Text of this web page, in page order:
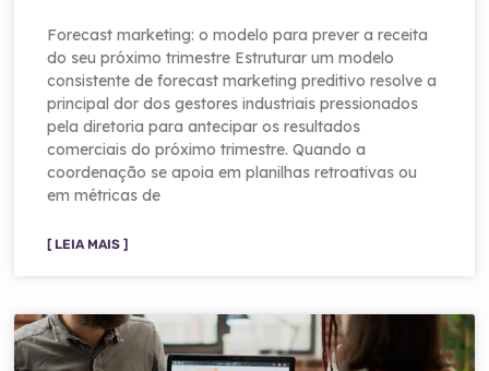
Forecast marketing: o modelo para prever a receita
do seu próximo trimestre Estruturar um modelo
consistente de forecast marketing preditivo resolve a
principal dor dos gestores industriais pressionados
pela diretoria para antecipar os resultados
comerciais do próximo trimestre. Quando a
coordenação se apoia em planilhas retroativas ou
em métricas de
[ LEIA MAIS ]